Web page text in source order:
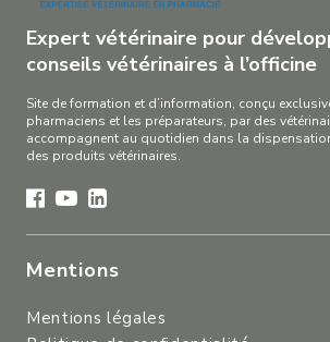
Expert vétérinaire pour
conseils vétérinaires à l’officine
Site de formation et d’information, conçu
pharmaciens et les préparateurs, par des
accompagnent au quotidien dans la
des produits vétérinaires.
Mentions
Mentions légales